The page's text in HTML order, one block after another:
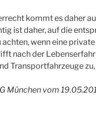
kommt es daher
ist daher, auf die
achten, wenn eine
nach der
Transportfahrzeuge zu,
München vom